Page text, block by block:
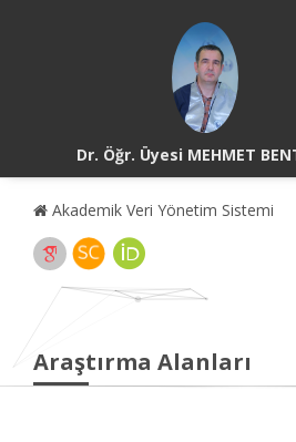
Dr. Öğr. Üyesi MEHMET
Akademik Veri Yönetim Sistemi
Araştırma Alanları